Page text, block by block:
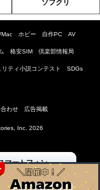
ソフクリ
ホビー 自作PC AV
格安SIM 倶楽部情報局
ティ小説コンテスト SDGs
わせ 広告掲載
Inc. 2026
マートフォン